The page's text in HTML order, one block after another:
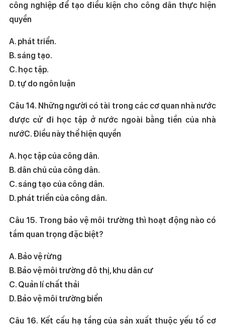
công nghiệp để tạo điều kiện cho công dân thực hiện
quyền
A. phát triển.
B. sáng tạo.
C. học tập.
D. tự do ngôn luận
Câu 14. Những người có tài trong các cơ quan nhà nước
được cử đi học tập ở nước ngoài bằng tiền của nhà
nướC. Điều này thể hiện quyền
A. học tập của công dân.
B. dân chủ của công dân.
C. sáng tạo của công dân.
D. phát triển của công dân.
Câu 15. Trong bảo vệ môi trường thì hoạt động nào có
tầm quan trọng đặc biệt?
A. Bảo vệ rừng
B. Bảo vệ môi trường đô thị, khu dân cư
C. Quản lí chất thải
D. Bảo vệ môi trường biển
Câu 16. Kết cấu hạ tầng của sản xuất thuộc yếu tố cơ